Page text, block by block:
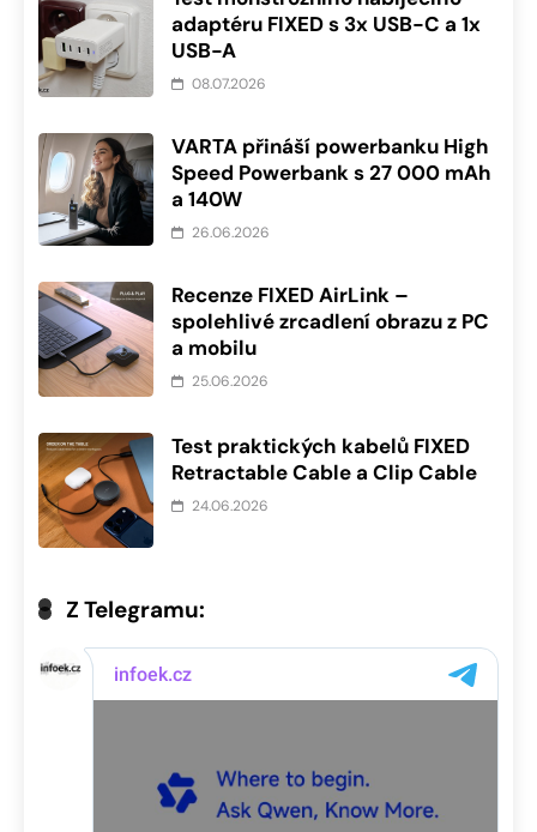
adaptéru FIXED s 3x USB-C a 1x
USB-A
08.07.2026
VARTA přináší powerbanku High
Speed Powerbank s 27 000 mAh
a 140W
26.06.2026
Recenze FIXED AirLink –
spolehlivé zrcadlení obrazu z PC
a mobilu
25.06.2026
Test praktických kabelů FIXED
Retractable Cable a Clip Cable
24.06.2026
Z Telegramu: